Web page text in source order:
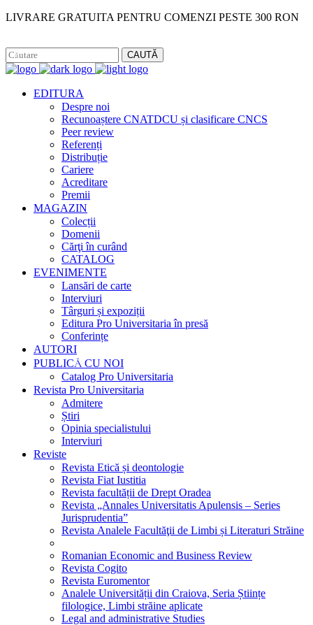
LIVRARE GRATUITA PENTRU COMENZI PESTE 300 RON
CAUTĂ
EDITURA
Despre noi
Recunoaștere CNATDCU și clasificare CNCS
Peer review
Referenți
Distribuție
Cariere
Acreditare
Premii
MAGAZIN
Colecții
Domenii
Cărţi în curând
CATALOG
EVENIMENTE
Lansări de carte
Interviuri
Târguri și expoziții
Editura Pro Universitaria în presă
Conferințe
AUTORI
PUBLICĂ CU NOI
Catalog Pro Universitaria
Revista Pro Universitaria
Admitere
Știri
Opinia specialistului
Interviuri
Reviste
Revista Etică și deontologie
Revista Fiat Iustitia
Revista facultății de Drept Oradea
Revista „Annales Universitatis Apulensis – Series
Jurisprudentia”
Revista Analele Facultăţii de Limbi și Literaturi Străine
Romanian Economic and Business Review
Revista Cogito
Revista Euromentor
Analele Universității din Craiova, Seria Științe
filologice, Limbi străine aplicate
Legal and administrative Studies